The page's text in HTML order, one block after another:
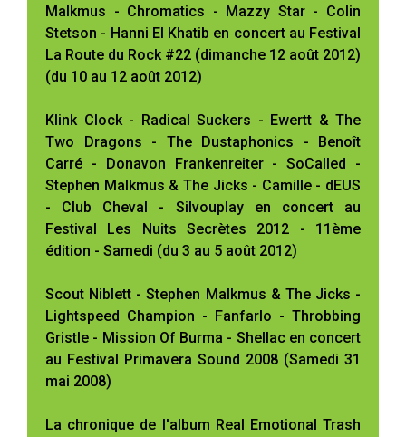
Malkmus - Chromatics - Mazzy Star - Colin
Stetson - Hanni El Khatib en concert au Festival
La Route du Rock #22 (dimanche 12 août 2012)
(du 10 au 12 août 2012)
Klink Clock - Radical Suckers - Ewertt & The
Two Dragons - The Dustaphonics - Benoît
Carré - Donavon Frankenreiter - SoCalled -
Stephen Malkmus & The Jicks - Camille - dEUS
- Club Cheval - Silvouplay en concert au
Festival Les Nuits Secrètes 2012 - 11ème
édition - Samedi (du 3 au 5 août 2012)
Scout Niblett - Stephen Malkmus & The Jicks -
Lightspeed Champion - Fanfarlo - Throbbing
Gristle - Mission Of Burma - Shellac en concert
au Festival Primavera Sound 2008 (Samedi 31
mai 2008)
La chronique de l'album Real Emotional Trash